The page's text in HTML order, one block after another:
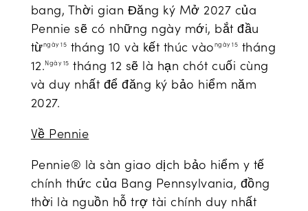
bang, Thời gian Đăng ký Mở 2027 của
Pennie sẽ có những ngày mới, bắt đầu
từngày 15 tháng 10 và kết thúc vàongày 15 tháng
12.Ngày 15 tháng 12 sẽ là hạn chót cuối cùng
và duy nhất để đăng ký bảo hiểm năm
2027.
Về Pennie
Pennie® là sàn giao dịch bảo hiểm y tế
chính thức của Bang Pennsylvania, đồng
thời là nguồn hỗ trợ tài chính duy nhất